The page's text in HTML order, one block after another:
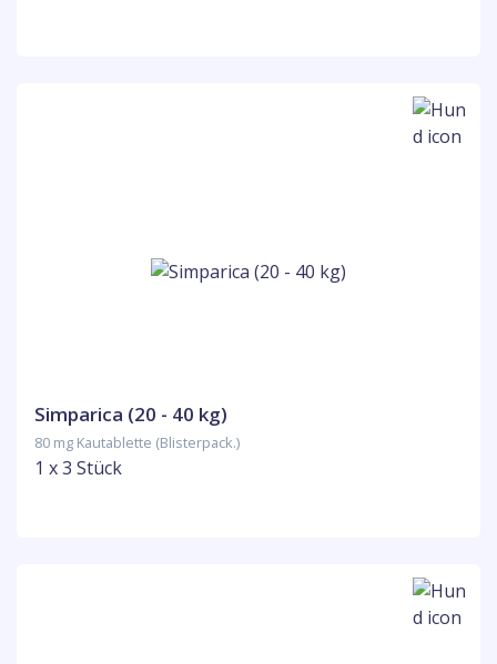
Simparica (20 - 40 kg)
80 mg Kautablette (Blisterpack.)
1 x 3 Stück